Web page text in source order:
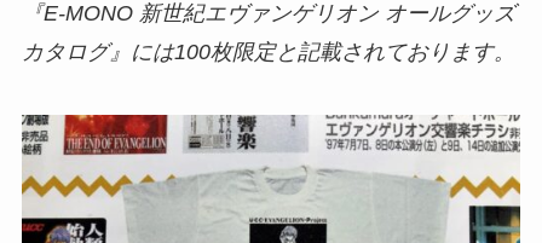
『E-MONO 新世紀エヴァンゲリオン オールグッズ
カタログ』には100枚限定と記載されております。